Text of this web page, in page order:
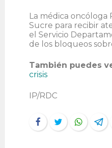
La médica oncóloga
Sucre para recibir
el Servicio
de los bloqueos
También puedes
crisis
IP/RDC